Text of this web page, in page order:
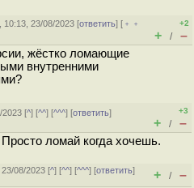
10:13, 23/08/2023 [ответить] [ ﹢﹢
+2
+ / –
жёстко ломающие
внутренними
2023 [^] [^^] [^^^] [ответить]
+3
+ / –
ломай когда хочешь.
08/2023 [^] [^^] [^^^] [ответить]
+ / –